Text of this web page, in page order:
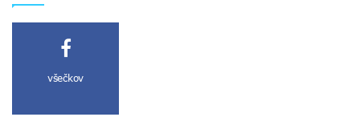
všečkov